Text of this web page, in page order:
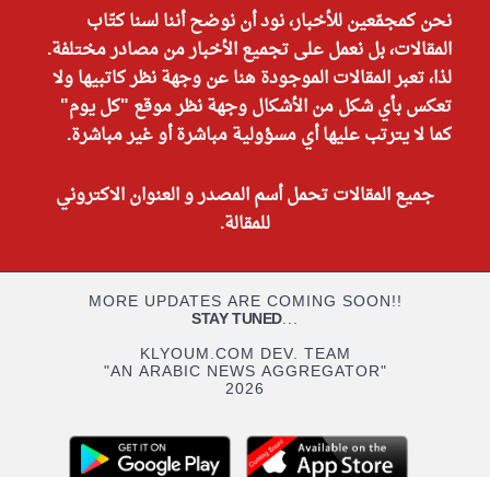
نحن كمجمّعين للأخبار، نود أن نوضح أننا لسنا كتّاب
المقالات، بل نعمل على تجميع الأخبار من مصادر مختلفة.
لذا، تعبر المقالات الموجودة هنا عن وجهة نظر كاتبيها ولا
تعكس بأي شكل من الأشكال وجهة نظر موقع "كل يوم"
كما لا يترتب عليها أي مسؤولية مباشرة أو غير مباشرة.
جميع المقالات تحمل أسم المصدر و العنوان الاكتروني
للمقالة.
MORE UPDATES ARE COMING SOON!!
STAY TUNED...
KLYOUM.COM DEV. TEAM
"AN ARABIC NEWS AGGREGATOR"
2026